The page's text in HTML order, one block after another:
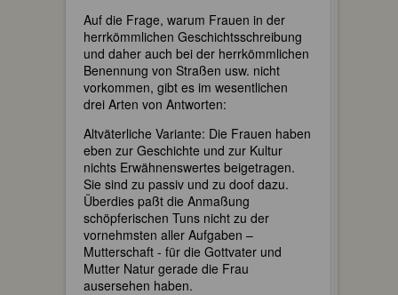
Auf die Frage, warum Frauen in der
herrkömmlichen Geschichtsschreibung
und daher auch bei der herrkömmlichen
Benennung von Straßen usw. nicht
vorkommen, gibt es im wesentlichen
drei Arten von Antworten:
Altväterliche Variante: Die Frauen haben
eben zur Geschichte und zur Kultur
nichts Erwähnenswertes beigetragen.
Sie sind zu passiv und zu doof dazu.
Überdies paßt die Anmaßung
schöpferischen Tuns nicht zu der
vornehmsten aller Aufgaben –
Mutterschaft - für die Gottvater und
Mutter Natur gerade die Frau
ausersehen haben.